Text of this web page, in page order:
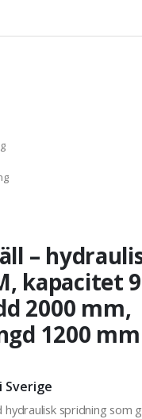
–
kapacitet
2000 mm,
1200 mm
Sverige
hydraulisk spridning som